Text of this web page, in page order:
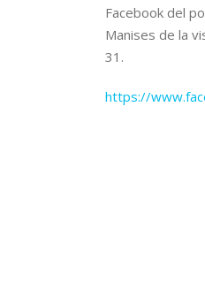
Facebook del
Manises de la
31.
https://